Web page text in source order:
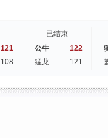
121
108
已结束
公牛
122
猛龙
121